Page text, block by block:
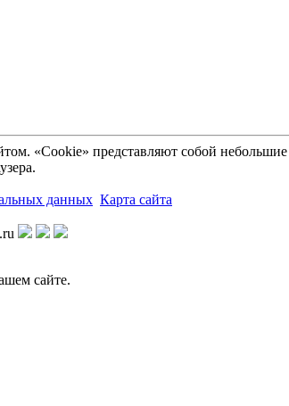
«Cookie» представляют собой
данных Карта сайта
сайте.